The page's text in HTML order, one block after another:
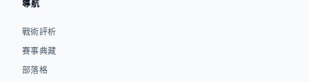
導航
戰術評析
賽事典藏
部落格